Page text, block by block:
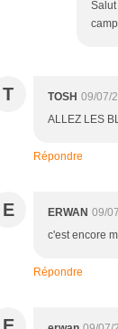
T TOSH 09/07/
ALLEZ LES
Répondre
E ERWAN 09/
c'est encore
Répondre